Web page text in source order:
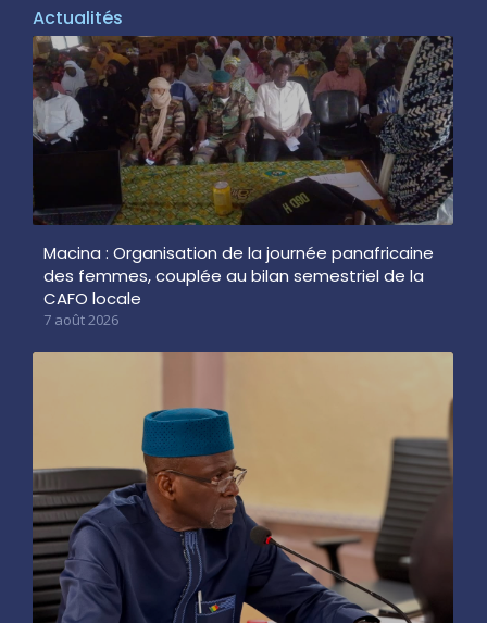
Actualités
Macina : Organisation de la journée panafricaine
des femmes, couplée au bilan semestriel de la
CAFO locale
7 août 2026